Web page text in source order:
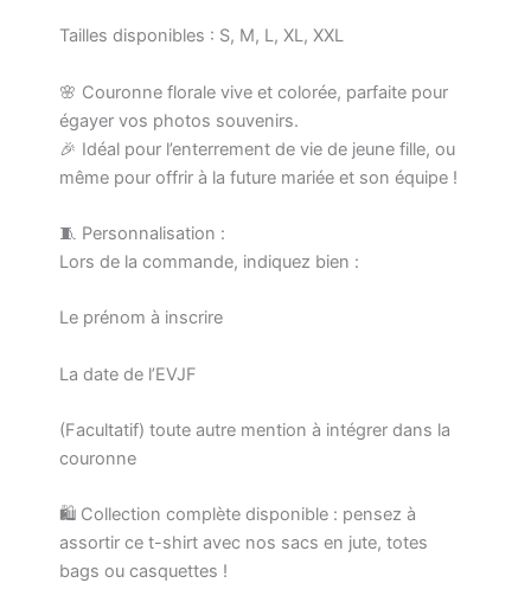
Tailles disponibles : S, M, L, XL, XXL
🌸 Couronne florale vive et colorée, parfaite pour
égayer vos photos souvenirs.
🎉 Idéal pour l’enterrement de vie de jeune fille, ou
même pour offrir à la future mariée et son équipe !
🧵 Personnalisation :
Lors de la commande, indiquez bien :
Le prénom à inscrire
La date de l’EVJF
(Facultatif) toute autre mention à intégrer dans la
couronne
🛍️ Collection complète disponible : pensez à
assortir ce t-shirt avec nos sacs en jute, totes
bags ou casquettes !